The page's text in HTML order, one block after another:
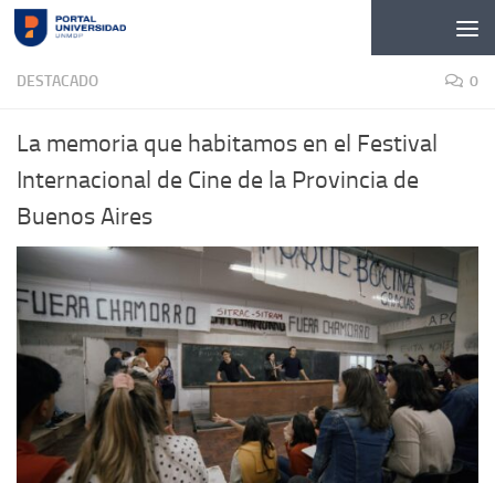
Skip to content
DESTACADO 0
La memoria que habitamos en el Festival
Internacional de Cine de la Provincia de
Buenos Aires